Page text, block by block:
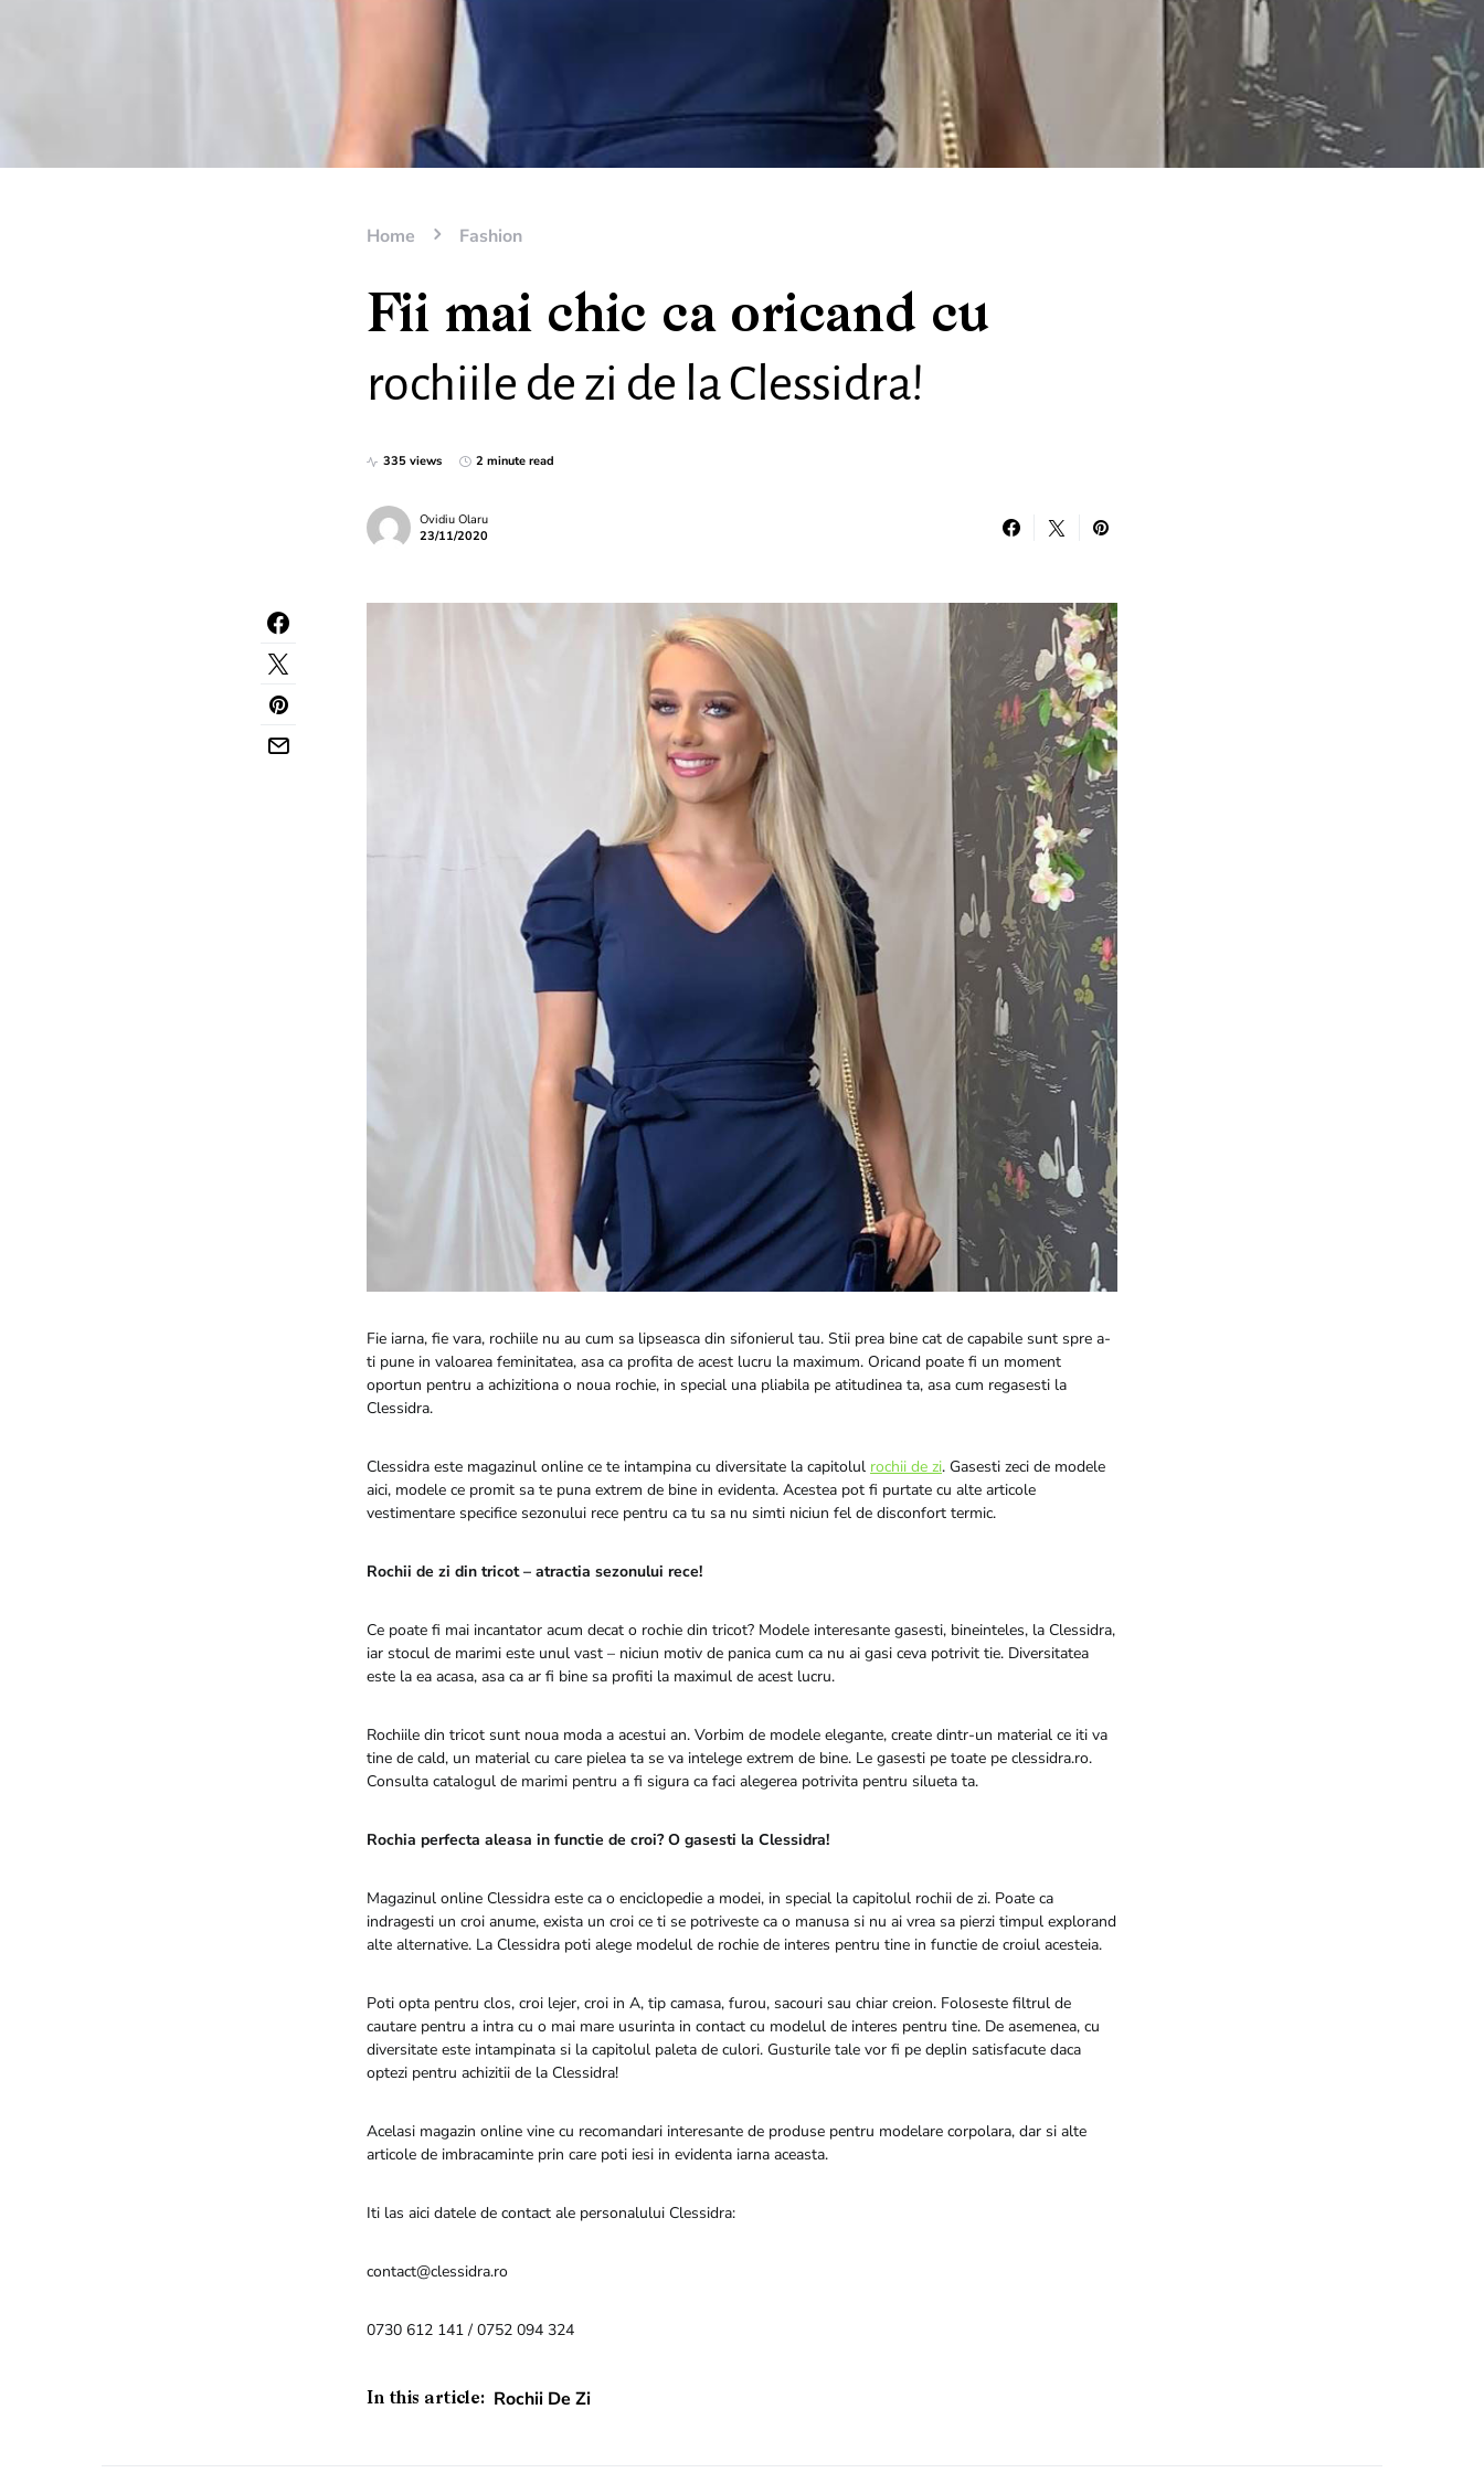
Home Fashion
Fii mai chic ca oricand cu
rochiile de zi de la Clessidra!
335 views 2 minute read
Ovidiu Olaru
23/11/2020
Fie iarna, fie vara, rochiile nu au cum sa lipseasca din sifonierul tau. Stii prea bine cat de capabile sunt spre a-
ti pune in valoarea feminitatea, asa ca profita de acest lucru la maximum. Oricand poate fi un moment
oportun pentru a achizitiona o noua rochie, in special una pliabila pe atitudinea ta, asa cum regasesti la
Clessidra.
Clessidra este magazinul online ce te intampina cu diversitate la capitolul rochii de zi. Gasesti zeci de modele
aici, modele ce promit sa te puna extrem de bine in evidenta. Acestea pot fi purtate cu alte articole
vestimentare specifice sezonului rece pentru ca tu sa nu simti niciun fel de disconfort termic.
Rochii de zi din tricot – atractia sezonului rece!
Ce poate fi mai incantator acum decat o rochie din tricot? Modele interesante gasesti, bineinteles, la Clessidra,
iar stocul de marimi este unul vast – niciun motiv de panica cum ca nu ai gasi ceva potrivit tie. Diversitatea
este la ea acasa, asa ca ar fi bine sa profiti la maximul de acest lucru.
Rochiile din tricot sunt noua moda a acestui an. Vorbim de modele elegante, create dintr-un material ce iti va
tine de cald, un material cu care pielea ta se va intelege extrem de bine. Le gasesti pe toate pe clessidra.ro.
Consulta catalogul de marimi pentru a fi sigura ca faci alegerea potrivita pentru silueta ta.
Rochia perfecta aleasa in functie de croi? O gasesti la Clessidra!
Magazinul online Clessidra este ca o enciclopedie a modei, in special la capitolul rochii de zi. Poate ca
indragesti un croi anume, exista un croi ce ti se potriveste ca o manusa si nu ai vrea sa pierzi timpul explorand
alte alternative. La Clessidra poti alege modelul de rochie de interes pentru tine in functie de croiul acesteia.
Poti opta pentru clos, croi lejer, croi in A, tip camasa, furou, sacouri sau chiar creion. Foloseste filtrul de
cautare pentru a intra cu o mai mare usurinta in contact cu modelul de interes pentru tine. De asemenea, cu
diversitate este intampinata si la capitolul paleta de culori. Gusturile tale vor fi pe deplin satisfacute daca
optezi pentru achizitii de la Clessidra!
Acelasi magazin online vine cu recomandari interesante de produse pentru modelare corpolara, dar si alte
articole de imbracaminte prin care poti iesi in evidenta iarna aceasta.
Iti las aici datele de contact ale personalului Clessidra:
contact@clessidra.ro
0730 612 141 / 0752 094 324
In this article: Rochii De Zi